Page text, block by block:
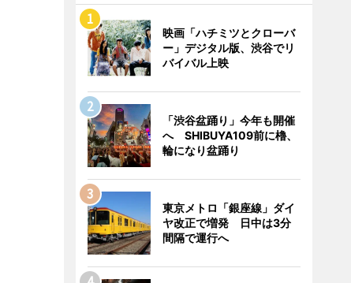
映画「ハチミツとクローバ
ー」デジタル版、渋谷でリ
バイバル上映
「渋谷盆踊り」今年も開催
へ SHIBUYA109前に櫓、
輪になり盆踊り
東京メトロ「銀座線」ダイ
ヤ改正で増発 日中は3分
間隔で運行へ